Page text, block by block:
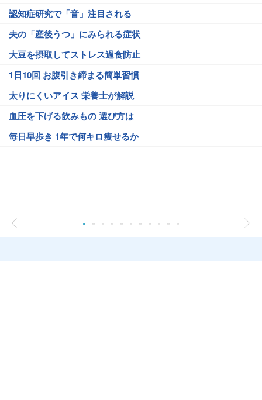
認知症研究で「音」注目される
夫の「産後うつ」にみられる症状
大豆を摂取してストレス過食防止
1日10回 お腹引き締まる簡単習慣
太りにくいアイス 栄養士が解説
血圧を下げる飲みもの 選び方は
毎日早歩き 1年で何キロ痩せるか